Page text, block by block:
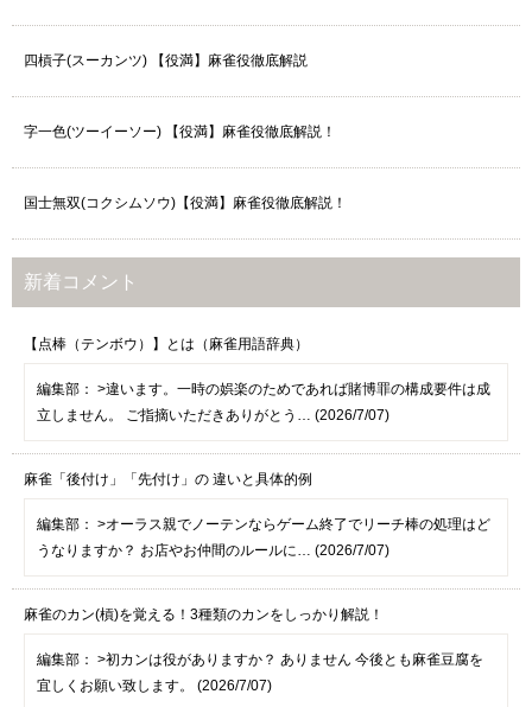
四槓子(スーカンツ) 【役満】麻雀役徹底解説
字一色(ツーイーソー) 【役満】麻雀役徹底解説！
国士無双(コクシムソウ)【役満】麻雀役徹底解説！
新着コメント
【点棒（テンボウ）】とは（麻雀用語辞典）
編集部： >違います。一時の娯楽のためであれば賭博罪の構成要件は成
立しません。 ご指摘いただきありがとう… (2026/7/07)
麻雀「後付け」「先付け」の 違いと具体的例
編集部： >オーラス親でノーテンならゲーム終了でリーチ棒の処理はど
うなりますか？ お店やお仲間のルールに… (2026/7/07)
麻雀のカン(槓)を覚える！3種類のカンをしっかり解説！
編集部： >初カンは役がありますか？ ありません 今後とも麻雀豆腐を
宜しくお願い致します。 (2026/7/07)